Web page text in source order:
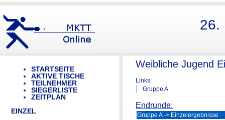
26.
STARTSEITE
AKTIVE TISCHE
TEILNEHMER
SIEGERLISTE
ZEITPLAN
EINZEL
Weibliche Jugend
Links:
Gruppe A
Endrunde:
Gruppe A -> Einzelergebnisse